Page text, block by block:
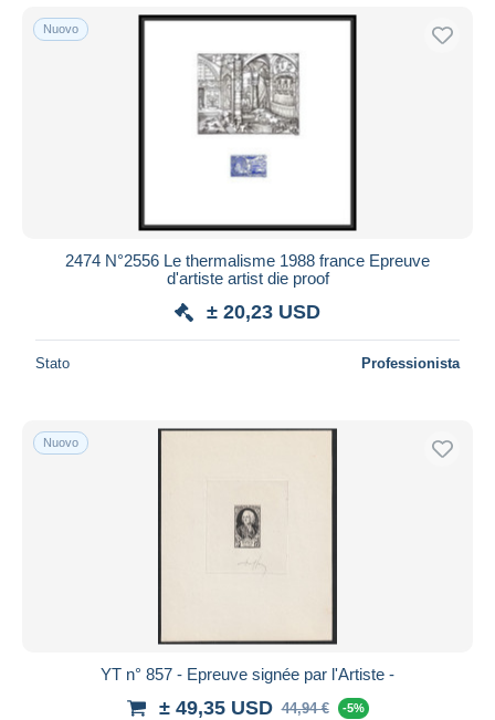
Spedizione gratuita
Metodi di pagamento
Bonifico bancario
Bancontact
Maestro
Residenza del venditore
Aggiorna
Nuovo
2474 N°2556 Le thermalisme 1988 france Epreuve
d'artiste artist die proof
± 20,23 USD
Stato Professionista
Nuovo
YT n° 857 - Epreuve signée par l'Artiste -
± 49,35 USD 44,94 € -5%